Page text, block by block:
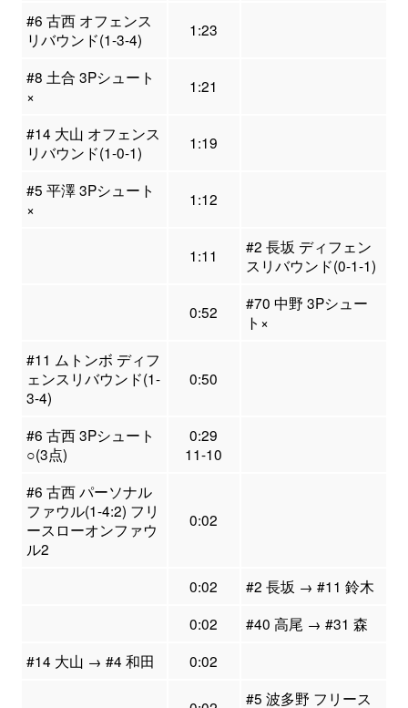
#6 古西 オフェンス
リバウンド(1-3-4)
1:23
#8 土合 3Pシュート
×
1:21
#14 大山 オフェンス
リバウンド(1-0-1)
1:19
#5 平澤 3Pシュート
×
1:12
1:11
#2 長坂 ディフェン
スリバウンド(0-1-1)
0:52
#70 中野 3Pシュー
ト×
#11 ムトンボ ディフ
ェンスリバウンド(1-
3-4)
0:50
#6 古西 3Pシュート
○(3点)
0:29
11-10
#6 古西 パーソナル
ファウル(1-4:2) フリ
ースローオンファウ
ル2
0:02
0:02
#2 長坂 → #11 鈴木
0:02
#40 高尾 → #31 森
#14 大山 → #4 和田
0:02
#5 波多野 フリース